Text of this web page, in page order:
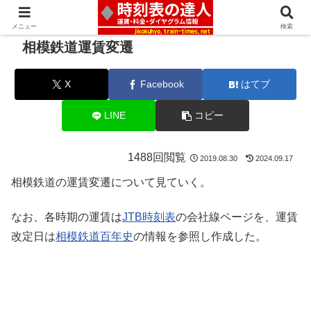
相模鉄道運賃変遷
X Facebook はてブ
LINE コピー
1488回閲覧 2019.08.30 2024.09.17
相模鉄道の運賃変遷について見ていく。
なお、各時期の運賃はJTB時刻表の会社線ページを、運賃
改定日は相模鉄道百年史の情報を参照し作成した。
メニュー 検索